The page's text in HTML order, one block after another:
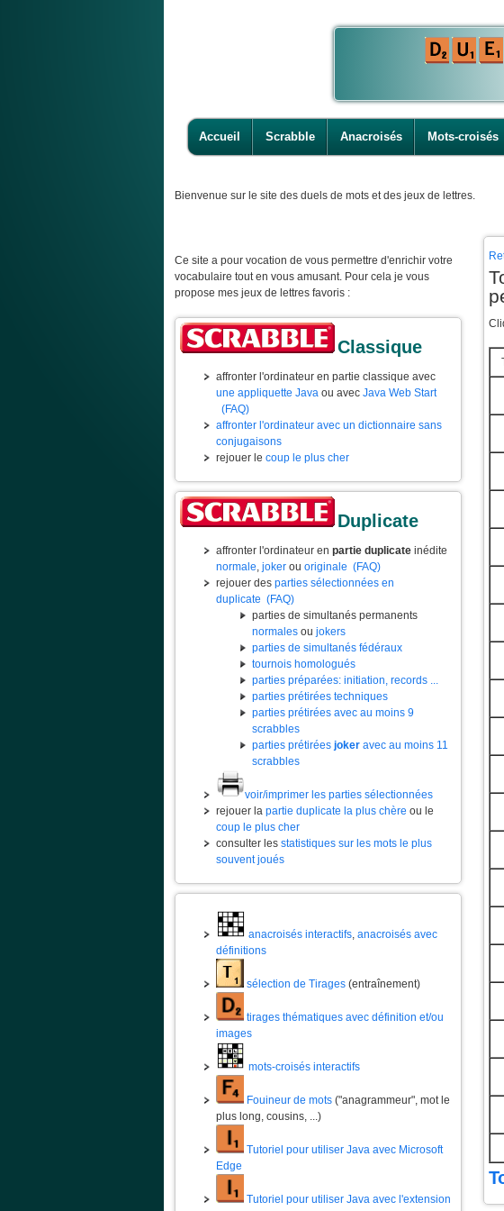
Accueil Scrabble Anacroisés Mots-croisés
Bienvenue sur le site des duels de mots et des jeux de lettres.
Ce site a pour vocation de vous permettre d'enrichir votre
vocabulaire tout en vous amusant. Pour cela je vous
propose mes jeux de lettres favoris :
Classique
affronter l'ordinateur en partie classique avec
une appliquette Java ou avec Java Web Start
(FAQ)
affronter l'ordinateur avec un dictionnaire sans
conjugaisons
rejouer le coup le plus cher
Duplicate
affronter l'ordinateur en partie duplicate inédite
normale, joker ou originale (FAQ)
rejouer des parties sélectionnées en
duplicate (FAQ)
parties de simultanés permanents
normales ou jokers
parties de simultanés fédéraux
tournois homologués
parties préparées: initiation, records ...
parties prétirées techniques
parties prétirées avec au moins 9
scrabbles
parties prétirées joker avec au moins 11
scrabbles
voir/imprimer les parties sélectionnées
rejouer la partie duplicate la plus chère ou le
coup le plus cher
consulter les statistiques sur les mots le plus
souvent joués
anacroisés interactifs, anacroisés avec
définitions
sélection de Tirages (entraînement)
tirages thématiques avec définition et/ou
images
mots-croisés interactifs
Fouineur de mots ("anagrammeur", mot le
plus long, cousins, ...)
Tutoriel pour utiliser Java avec Microsoft
Edge
Tutoriel pour utiliser Java avec l'extension